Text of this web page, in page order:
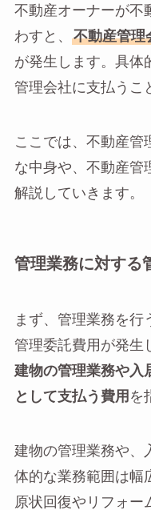
不動産オーナーが不
わすと、
不動産管理
が発生します。具体
管理会社に支払うこ
ここでは、不動産管
な中身や、不動産管
解説していきます。
管理業務に対する
まず、管理業務を行
管理委託費用が発生
建物の管理業務や入
として支払う費用 を
建物の管理業務や、
体的な業務範囲は幅
原状回復やリフォー